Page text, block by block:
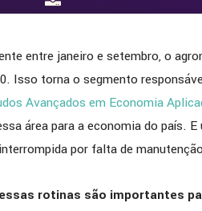
entre janeiro e setembro, o
Isso torna o segmento
Avançados em Economia
área para a economia do país.
por falta de
essas rotinas são importantes